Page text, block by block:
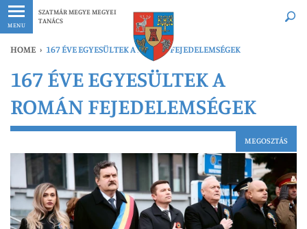
MENU
SZATMÁR MEGYE MEGYEI
TANÁCS
Legfrissebb Bármikor
HOME › 167 ÉVE EGYESÜLTEK A ROMÁN FEJEDELEMSÉGEK
167 ÉVE EGYESÜLTEK A
ROMÁN FEJEDELEMSÉGEK
MEGOSZTÁS